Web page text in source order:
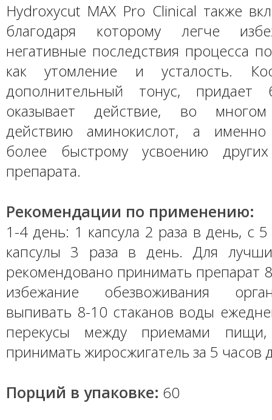
Hydroxycut MAX Pro Clinical также
благодаря которому легче
негативные последствия процесса
как утомление и усталость.
дополнительный тонус, придает
оказывает действие, во многом
действию аминокислот, а именно
более быстрому усвоению
препарата.
Рекомендации по применению:
1-4 день: 1 капсула 2 раза в день, с
капсулы 3 раза в день. Для
рекомендовано принимать препарат
избежание обезвоживания
выпивать 8-10 стаканов воды
перекусы между приемами
принимать жиросжигатель за 5 часов
Порций в упаковке: 60